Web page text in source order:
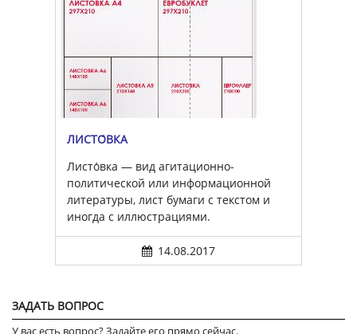
ЛИСТО́ВКА
Листо́вка — вид агитационно-
политической или информационной
литературы, лист бумаги с текстом и
иногда с иллюстрациями.
14.08.2017
ЗАДАТЬ ВОПРОС
У вас есть вопрос? Задайте его прямо сейчас.